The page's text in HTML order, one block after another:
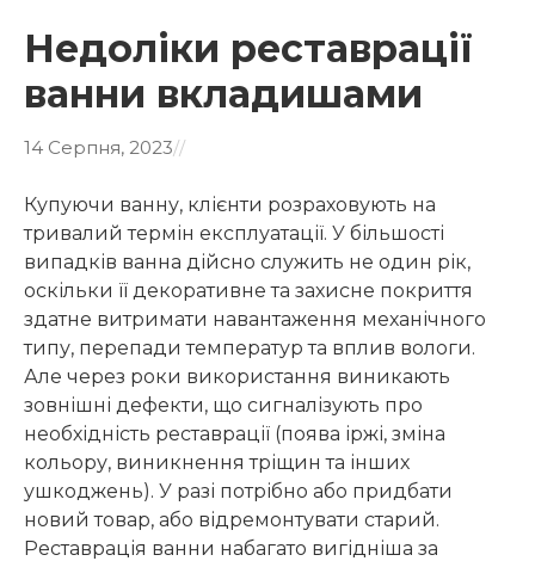
Недоліки реставрації
ванни вкладишами
14 Серпня, 2023//
Купуючи ванну, клієнти розраховують на
тривалий термін експлуатації. У більшості
випадків ванна дійсно служить не один рік,
оскільки її декоративне та захисне покриття
здатне витримати навантаження механічного
типу, перепади температур та вплив вологи.
Але через роки використання виникають
зовнішні дефекти, що сигналізують про
необхідність реставрації (поява іржі, зміна
кольору, виникнення тріщин та інших
ушкоджень). У разі потрібно або придбати
новий товар, або відремонтувати старий.
Реставрація ванни набагато вигідніша за